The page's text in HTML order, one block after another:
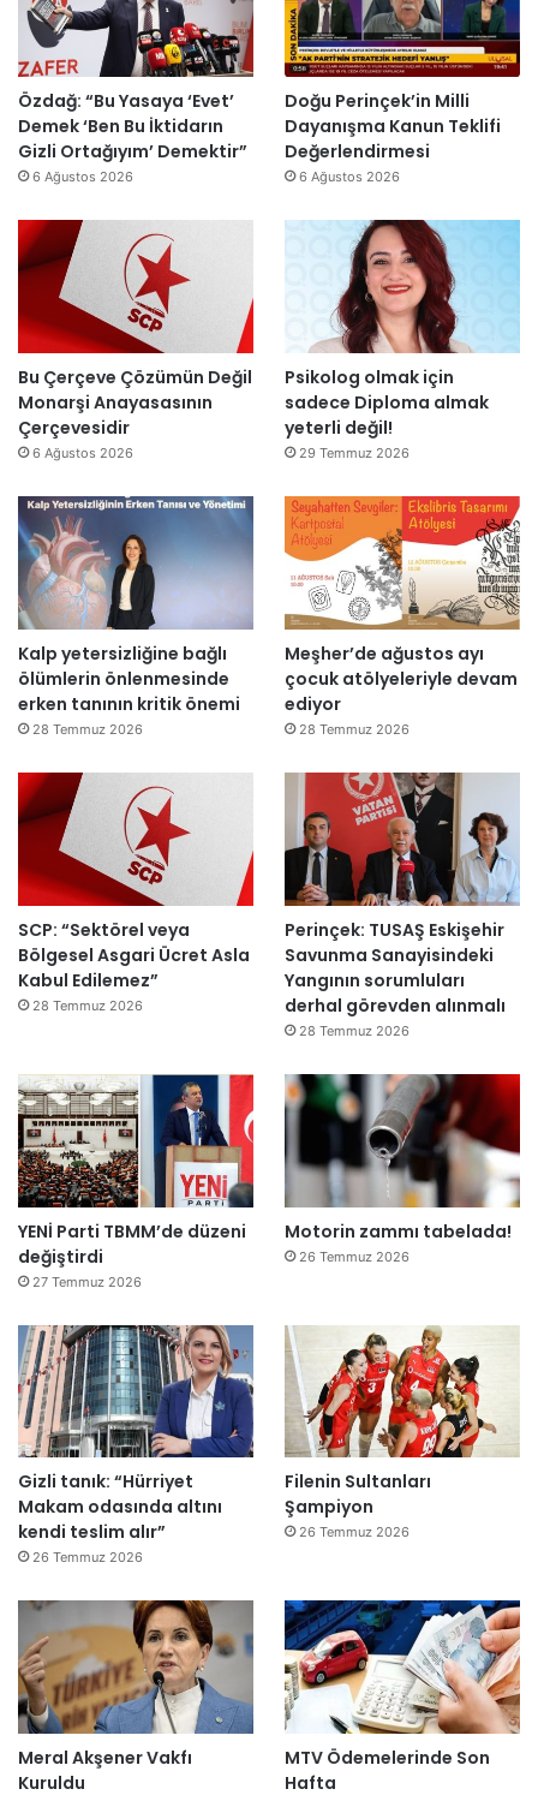
d
r
i
E
r
a
I
ş
ı
’
t
a
m
e
s
a
j
v
r
:
e
p
k
i
m
m
h
k
e
e
y
e
d
e
ğ
ş
i
r
k
e
t
l
e
r
Özdağ: “Bu Yasaya ‘Evet’
Demek ‘Ben Bu İktidarın
Gizli Ortağıyım’ Demektir”
6 Ağustos 2026
Doğu Perinçek’in Milli
Dayanışma Kanun Teklifi
Değerlendirmesi
6 Ağustos 2026
Bu Çerçeve Çözümün Değil
Monarşi Anayasasının
Çerçevesidir
6 Ağustos 2026
Psikolog olmak için
sadece Diploma almak
yeterli değil!
29 Temmuz 2026
Kalp yetersizliğine bağlı
ölümlerin önlenmesinde
erken tanının kritik önemi
28 Temmuz 2026
Meşher’de ağustos ayı
çocuk atölyeleriyle devam
ediyor
28 Temmuz 2026
SCP: “Sektörel veya
Bölgesel Asgari Ücret Asla
Kabul Edilemez”
28 Temmuz 2026
Perinçek: TUSAŞ Eskişehir
Savunma Sanayisindeki
Yangının sorumluları
derhal görevden alınmalı
28 Temmuz 2026
YENİ Parti TBMM’de düzeni
değiştirdi
27 Temmuz 2026
Motorin zammı tabelada!
26 Temmuz 2026
Gizli tanık: “Hürriyet
Makam odasında altını
kendi teslim alır”
26 Temmuz 2026
Filenin Sultanları
Şampiyon
26 Temmuz 2026
Meral Akşener Vakfı
Kuruldu
MTV Ödemelerinde Son
Hafta